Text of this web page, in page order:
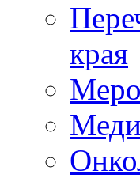
края